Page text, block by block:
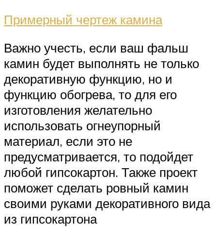
Примерный чертеж камина
Важно учесть, если ваш фальш
камин будет выполнять не только
декоративную функцию, но и
функцию обогрева, то для его
изготовления желательно
использовать огнеупорный
материал, если это не
предусматривается, то подойдет
любой гипсокартон. Также проект
поможет сделать ровный камин
своими руками декоративного вида
из гипсокартона